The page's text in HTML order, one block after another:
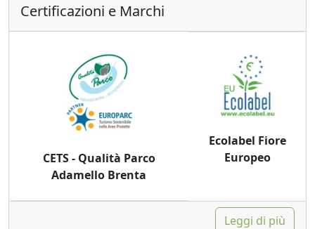
Certificazioni e Marchi
CETS - Qualità Parco
Adamello Brenta
Ecolabel Fiore
Europeo
Leggi di più